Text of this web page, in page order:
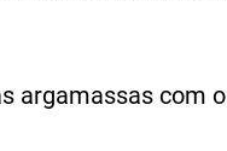
argamassas com o